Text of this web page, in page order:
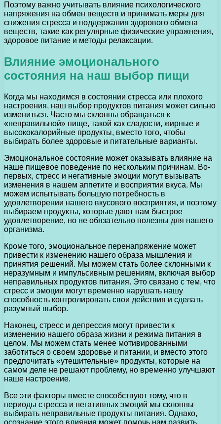
Поэтому важно учитывать влияние психологического
напряжения на обмен веществ и принимать меры для
снижения стресса и поддержания здорового обмена
веществ, такие как регулярные физические упражнения,
здоровое питание и методы релаксации.
Влияние эмоционального
состояния на наш выбор пищи
Когда мы находимся в состоянии стресса или плохого
настроения, наш выбор продуктов питания может сильно
измениться. Часто мы склонны обращаться к
«неправильной» пище, такой как сладости, жирные и
высококалорийные продукты, вместо того, чтобы
выбирать более здоровые и питательные варианты.
Эмоциональное состояние может оказывать влияние на
наше пищевое поведение по нескольким причинам. Во-
первых, стресс и негативные эмоции могут вызывать
изменения в нашем аппетите и восприятии вкуса. Мы
можем испытывать большую потребность в
удовлетворении нашего вкусового восприятия, и поэтому
выбираем продукты, которые дают нам быстрое
удовлетворение, но не обязательно полезны для нашего
организма.
Кроме того, эмоциональное перенапряжение может
привести к изменению нашего образа мышления и
принятия решений. Мы можем стать более склонными к
неразумным и импульсивным решениям, включая выбор
неправильных продуктов питания. Это связано с тем, что
стресс и эмоции могут временно нарушать нашу
способность контролировать свои действия и сделать
разумный выбор.
Наконец, стресс и депрессия могут привести к
изменению нашего образа жизни и режима питания в
целом. Мы можем стать менее мотивированными
заботиться о своем здоровье и питании, и вместо этого
предпочитать «утешительные» продукты, которые на
самом деле не решают проблему, но временно улучшают
наше настроение.
Все эти факторы вместе способствуют тому, что в
периоды стресса и негативных эмоций мы склонны
выбирать неправильные продукты питания. Однако,
осознание этого влияния может помочь нам развить